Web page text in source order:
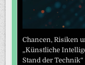
Chancen, Risiken
„Künstliche
Stand der